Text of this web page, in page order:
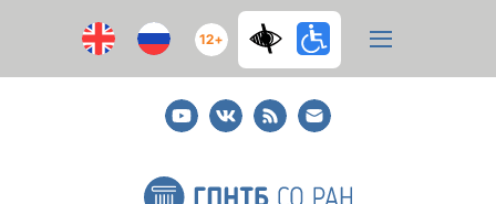
12+
YoutubeВКонтакте
RSS
E-
mail
подписка